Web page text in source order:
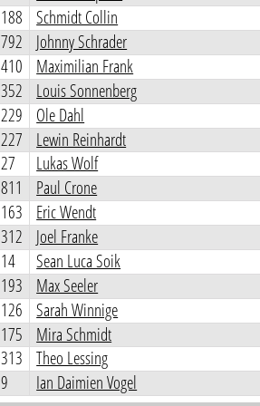
188
Schmidt Collin
792
Johnny Schrader
410
Maximilian Frank
352
Louis Sonnenberg
229
Ole Dahl
227
Lewin Reinhardt
27
Lukas Wolf
811
Paul Crone
163
Eric Wendt
312
Joel Franke
14
Sean Luca Soik
193
Max Seeler
126
Sarah Winnige
175
Mira Schmidt
313
Theo Lessing
9 Ian Daimien Vogel